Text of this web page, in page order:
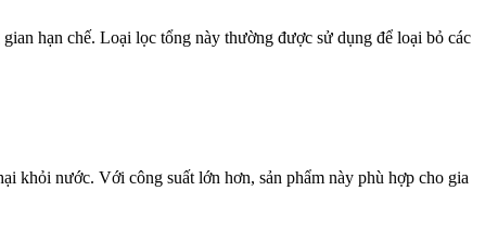
hạn chế. Loại lọc tổng này thường được sử dụng để loại bỏ các
khỏi nước. Với công suất lớn hơn, sản phẩm này phù hợp cho gia